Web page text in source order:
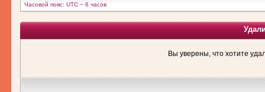
Часовой пояс: UTC − 6 часов
Вы уверены, что хотите